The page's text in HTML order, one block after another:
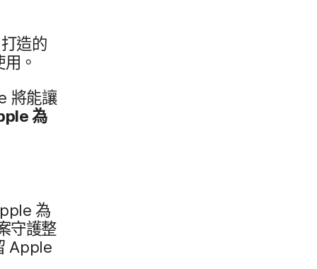
打造​的​
。
將​能​讓​
為​
為​
守護​整​
Apple